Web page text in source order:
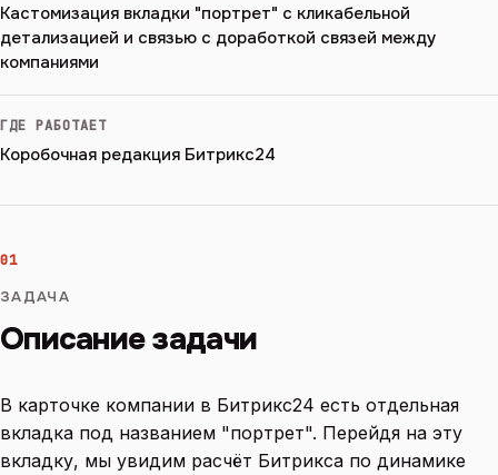
Кастомизация вкладки "портрет" с кликабельной
детализацией и связью с доработкой связей между
компаниями
ГДЕ РАБОТАЕТ
Коробочная редакция Битрикс24
01
ЗАДАЧА
Описание задачи
В карточке компании в Битрикс24 есть отдельная
вкладка под названием "портрет". Перейдя на эту
вкладку, мы увидим расчёт Битрикса по динамике